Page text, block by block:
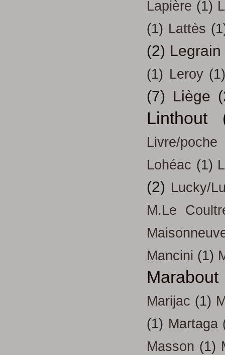
Lapière (1)
(1) Lattès
(2) Legrain
(1) Leroy
(7) Liège
Linthout
Livre/poche
Lohéac (1)
(2) Lucky/
M.Le
Mancini (1)
Marabout
Marijac (1)
(1) Martaga
Masson (1)